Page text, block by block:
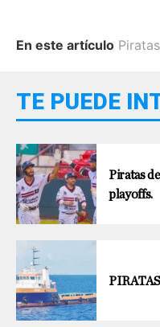
En este artículo Piratas
TE PUEDE
Piratas
playoffs.